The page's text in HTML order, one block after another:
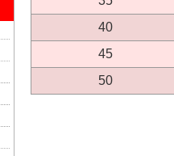
40
45
50